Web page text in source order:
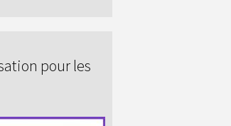
pour les